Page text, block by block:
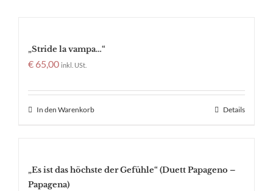
„Stride la vampa…“
€ 65,00 inkl. USt.
In den Warenkorb Details
„Es ist das höchste der Gefühle“ (Duett Papageno –
Papagena)